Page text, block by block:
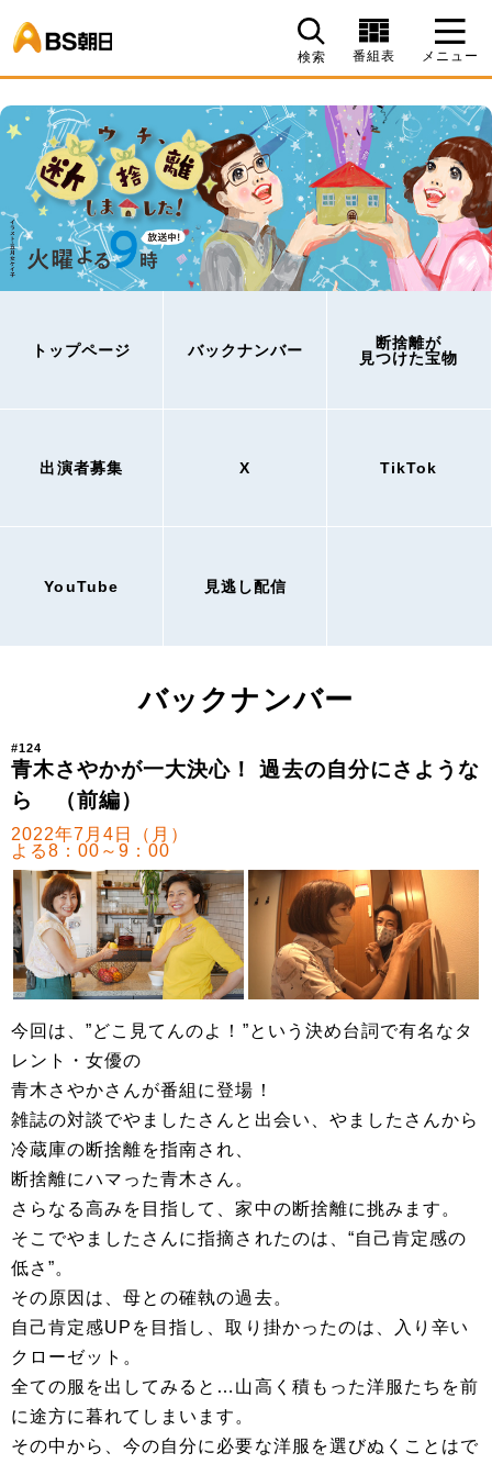
検索 番組表 メニュー
トップページ バックナンバー
断捨離が
見つけた宝物
出演者募集 X TikTok
YouTube 見逃し配信
バックナンバー
#124
青木さやかが一大決心！ 過去の自分にさような
ら （前編）
2022年7月4日（月）
よる8：00～9：00
今回は、”どこ見てんのよ！”という決め台詞で有名なタ
レント・女優の
青木さやかさんが番組に登場！
雑誌の対談でやましたさんと出会い、やましたさんから
冷蔵庫の断捨離を指南され、
断捨離にハマった青木さん。
さらなる高みを目指して、家中の断捨離に挑みます。
そこでやましたさんに指摘されたのは、“自己肯定感の
低さ”。
その原因は、母との確執の過去。
自己肯定感UPを目指し、取り掛かったのは、入り辛い
クローゼット。
全ての服を出してみると…山高く積もった洋服たちを前
に途方に暮れてしまいます。
その中から、今の自分に必要な洋服を選びぬくことはで